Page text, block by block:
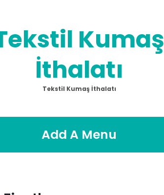
Kumaş
İthalatı
Tekstil Kumaş İthalatı
Add A Menu